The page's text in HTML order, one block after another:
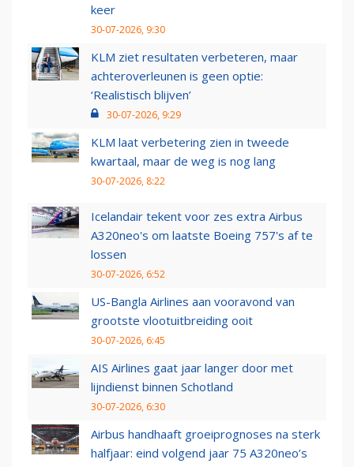
keer
30-07-2026, 9:30
KLM ziet resultaten verbeteren, maar
achteroverleunen is geen optie:
‘Realistisch blijven’
30-07-2026, 9:29
KLM laat verbetering zien in tweede
kwartaal, maar de weg is nog lang
30-07-2026, 8:22
Icelandair tekent voor zes extra Airbus
A320neo's om laatste Boeing 757's af te
lossen
30-07-2026, 6:52
US-Bangla Airlines aan vooravond van
grootste vlootuitbreiding ooit
30-07-2026, 6:45
AIS Airlines gaat jaar langer door met
lijndienst binnen Schotland
30-07-2026, 6:30
Airbus handhaaft groeiprognoses na sterk
halfjaar: eind volgend jaar 75 A320neo’s